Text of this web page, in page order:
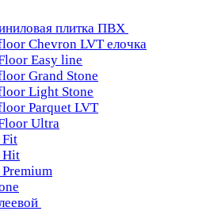
плитка ПВХ
Chevron LVT елочка
Easy line
Grand Stone
Light Stone
Parquet LVT
Ultra
Hit